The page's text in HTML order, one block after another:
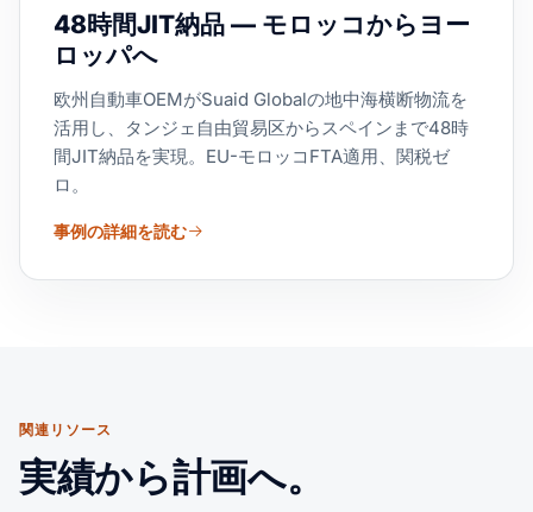
48時間JIT納品 — モロッコからヨー
ロッパへ
欧州自動車OEMがSuaid Globalの地中海横断物流を
活用し、タンジェ自由貿易区からスペインまで48時
間JIT納品を実現。EU-モロッコFTA適用、関税ゼ
ロ。
事例の詳細を読む
関連リソース
実績から計画へ。